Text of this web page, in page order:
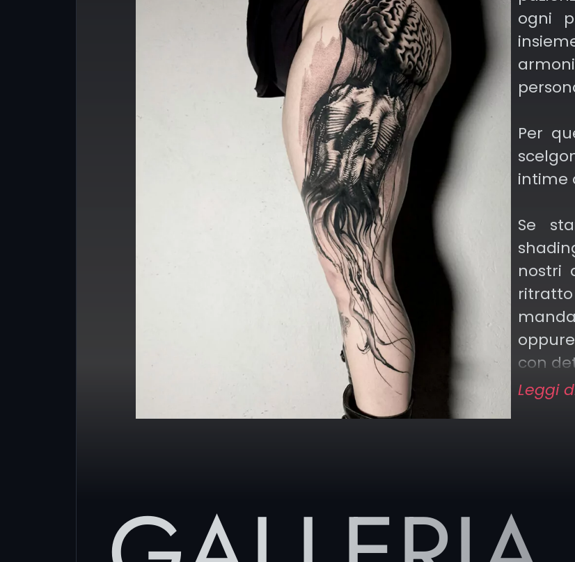
creando profondità e
tridimensionalità.
Surrealismo: crea un senso di
movimento, spesso utilizzato
per effetti di dissolvenza o
trasformazione.
: l’effetto puntinato
del whip shading simula le
ombre di una matita sfumata
donando un effetto grezzo,
dinamico e spontaneo, ideale
per chi ama i tatuaggi che
sembrano bozzetti d’artista.
: il minimalismo
predilige linee sottili e forme
ogni
Per
intime
Se
nostri
con
Leggi